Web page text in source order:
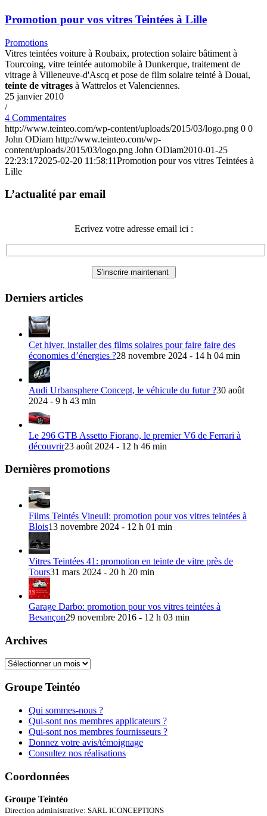
Promotion pour vos vitres Teintées à Lille
Promotions
Vitres teintées voiture à Roubaix, protection solaire bâtiment à
Tourcoing, vitre teintée automobile à Dunkerque, traitement de
vitrage à Villeneuve-d'Ascq et pose de film solaire teinté à Douai,
teinte de vitrages à Wattrelos et Valenciennes.
25 janvier 2010
/
4 Commentaires
http://www.teinteo.com/wp-content/uploads/2015/03/logo.png 0 0
John ODiam http://www.teinteo.com/wp-
content/uploads/2015/03/logo.png John ODiam2010-01-25
22:23:172025-02-20 11:58:11Promotion pour vos vitres Teintées à
Lille
L’actualité par email
Ecrivez votre adresse email ici :
Derniers articles
Cet hiver, installer des films solaires pour faire faire des
économies d’énergies ?28 novembre 2024 - 14 h 04 min
Audi Urbansphere Concept, le véhicule du futur ?30 août
2024 - 9 h 43 min
Le 296 GTB Assetto Fiorano, le premier V6 de Ferrari à
découvrir23 août 2024 - 12 h 46 min
Dernières promotions
Films Teintés Vineuil: promotion pour vos vitres teintées à
Blois13 novembre 2024 - 12 h 01 min
Vitres Teintées 41: promotion en teinte de vitre près de
Tours31 mars 2024 - 20 h 20 min
Garage Darbo: promotion pour vos vitres teintées à
Besançon29 novembre 2016 - 12 h 03 min
Archives
Archives
Groupe Teintéo
Qui sommes-nous ?
Qui-sont nos membres applicateurs ?
Qui-sont nos membres fournisseurs ?
Donnez votre avis/témoignage
Consultez nos réalisations
Coordonnées
Groupe Teintéo
Direction administrative: SARL ICONCEPTIONS